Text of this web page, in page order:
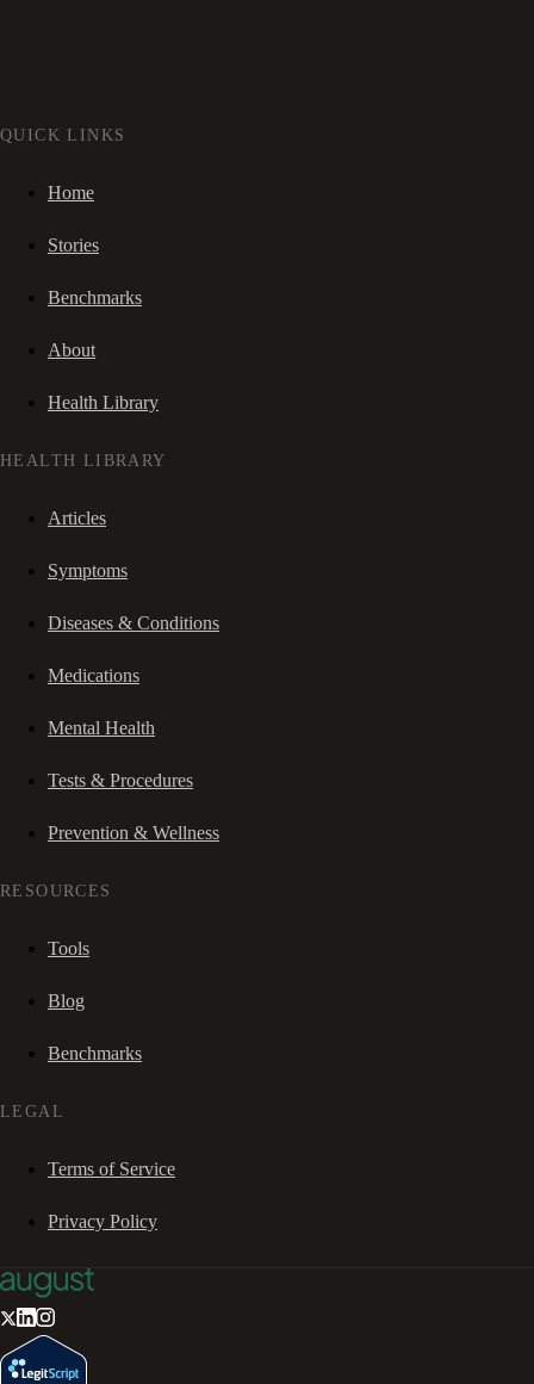
QUICK LINKS
Home
Stories
Benchmarks
About
Health Library
HEALTH LIBRARY
Articles
Symptoms
Diseases & Conditions
Medications
Mental Health
Tests & Procedures
Prevention & Wellness
RESOURCES
Tools
Blog
Benchmarks
LEGAL
Terms of Service
Privacy Policy